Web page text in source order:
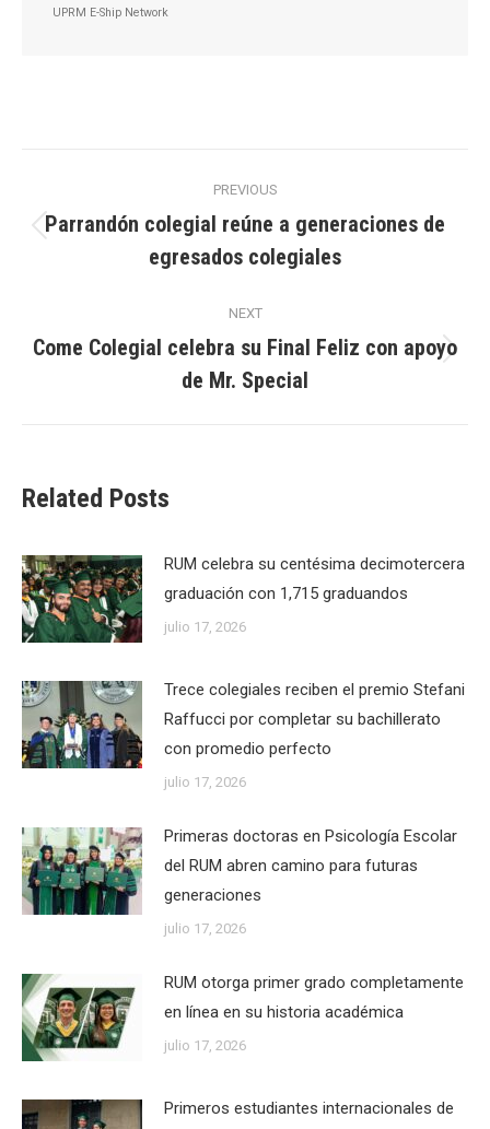
UPRM E-Ship Network
navigation
PREVIOUS
Previous
post:
Parrandón colegial reúne a generaciones de
egresados colegiales
NEXT
Next
post:
Come Colegial celebra su Final Feliz con apoyo
de Mr. Special
Related Posts
RUM celebra su centésima decimotercera
graduación con 1,715 graduandos
julio 17, 2026
Trece colegiales reciben el premio Stefani
Raffucci por completar su bachillerato
con promedio perfecto
julio 17, 2026
Primeras doctoras en Psicología Escolar
del RUM abren camino para futuras
generaciones
julio 17, 2026
RUM otorga primer grado completamente
en línea en su historia académica
julio 17, 2026
Primeros estudiantes internacionales de